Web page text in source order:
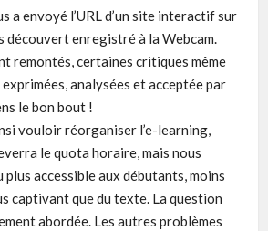
a envoyé l’URL d’un site interactif sur
découvert enregistré à la Webcam.
remontés, certaines critiques même
analysées et acceptée par
le bon bout !
vouloir réorganiser l’e-learning,
le quota horaire, mais nous
accessible aux débutants, moins
captivant que du texte. La question
abordée. Les autres problèmes